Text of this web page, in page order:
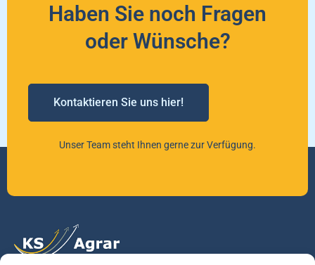
Haben Sie noch Fragen
oder Wünsche?
Kontaktieren Sie uns hier!
Unser Team steht Ihnen gerne zur Verfügung.